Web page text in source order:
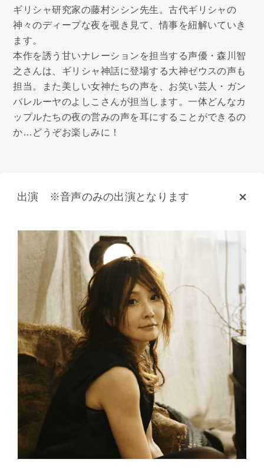
ギリシャ研究家の藤村シシン先生。古代ギリシャの
神々のディープな夜を覗き見て、情事を紐解いていき
ます。
本作を誘う甘いナレーションを担当する声優・森川智
之さんは、ギリシャ神話に登場する大神ゼウスの声も
担当。また美しい女神たちの声を、お笑い芸人・ガン
バレルーヤのよしこさんが担当します。一体どんなカ
ップルたちの夜の営みの声を耳にすることができるの
か…どうぞお楽しみに！
出演 ※音声のみの出演となります